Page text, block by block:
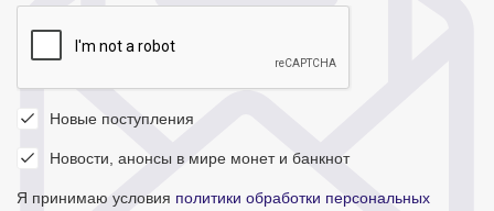
Новые поступления
Новости, анонсы в мире монет и банкнот
Я принимаю условия политики обработки персональных